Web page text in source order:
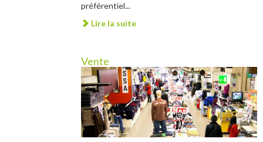
préférentiel...
Lire la suite
Vente